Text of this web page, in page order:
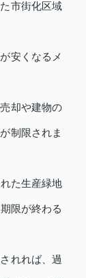
市街化区域
安くなるメ
却や建物の
制限されま
た生産緑地
限が終わる
れれば、過